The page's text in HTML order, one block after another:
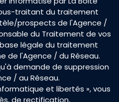
traitant du traitement
prospects de l'Agence /
du Traitement de vos
légale du traitement
de l'Agence / du Réseau.
demande de suppression
/ au Réseau.
et libertés », vous
de rectification,